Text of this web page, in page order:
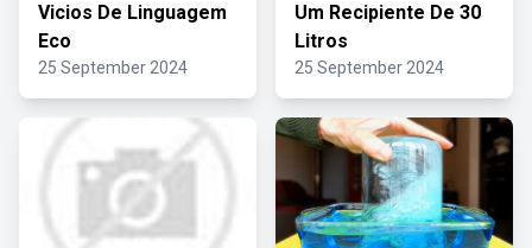
Vicios De Linguagem
Eco
25 September 2024
Um Recipiente De 30
Litros
25 September 2024